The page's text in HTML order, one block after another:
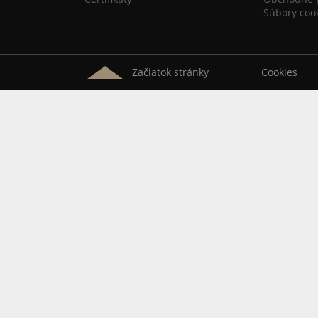
Súbory
Začiatok stránky Cookies